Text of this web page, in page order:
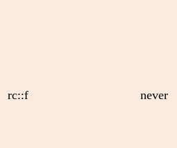
rc::f never